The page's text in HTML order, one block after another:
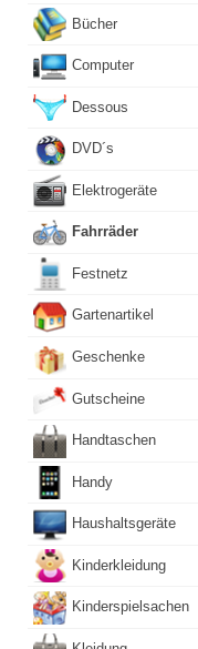
Bücher
Computer
Dessous
DVD´s
Elektrogeräte
Fahrräder
Festnetz
Gartenartikel
Geschenke
Gutscheine
Handtaschen
Handy
Haushaltsgeräte
Kinderkleidung
Kinderspielsachen